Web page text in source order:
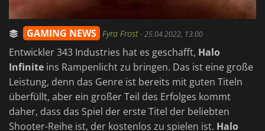
GAMING NEWS Fyra Frost-25.04.2022, 13:00
Entwickler 343 Industries hat es geschafft, Halo
Infinite ins Rampenlicht zu bringen. Das ist eine große
Leistung, denn das Genre ist bereits mit guten Titeln
überfüllt, aber ein großer Teil des Erfolges kommt
daher, dass das Spiel der erste Titel der beliebten
Shooter-Reihe ist, der kostenlos zu spielen ist. Halo